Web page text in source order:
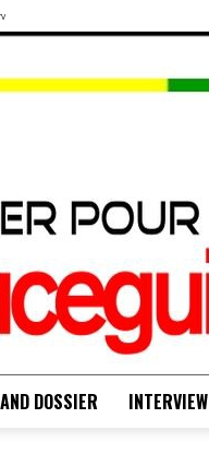
DOSSIER INTERVIEW